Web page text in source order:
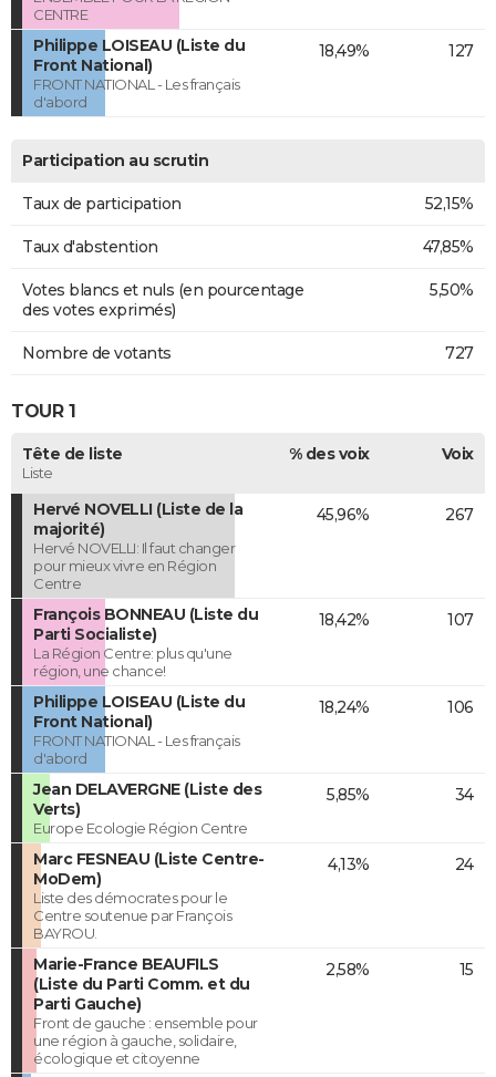
CENTRE
Philippe LOISEAU (Liste du
Front National)
FRONT NATIONAL - Les français
d'abord
18,49% 127
Participation au scrutin
Taux de participation 52,15%
Taux d'abstention 47,85%
Votes blancs et nuls (en pourcentage
des votes exprimés)
5,50%
Nombre de votants 727
TOUR 1
Tête de liste
Liste
% des voix Voix
Hervé NOVELLI (Liste de la
majorité)
Hervé NOVELLI: Il faut changer
pour mieux vivre en Région
Centre
45,96% 267
François BONNEAU (Liste du
Parti Socialiste)
La Région Centre: plus qu'une
région, une chance!
18,42% 107
Philippe LOISEAU (Liste du
Front National)
FRONT NATIONAL - Les français
d'abord
18,24% 106
Jean DELAVERGNE (Liste des
Verts)
Europe Ecologie Région Centre
5,85% 34
Marc FESNEAU (Liste Centre-
MoDem)
Liste des démocrates pour le
Centre soutenue par François
BAYROU.
4,13% 24
Marie-France BEAUFILS
(Liste du Parti Comm. et du
Parti Gauche)
Front de gauche : ensemble pour
une région à gauche, solidaire,
écologique et citoyenne
2,58% 15